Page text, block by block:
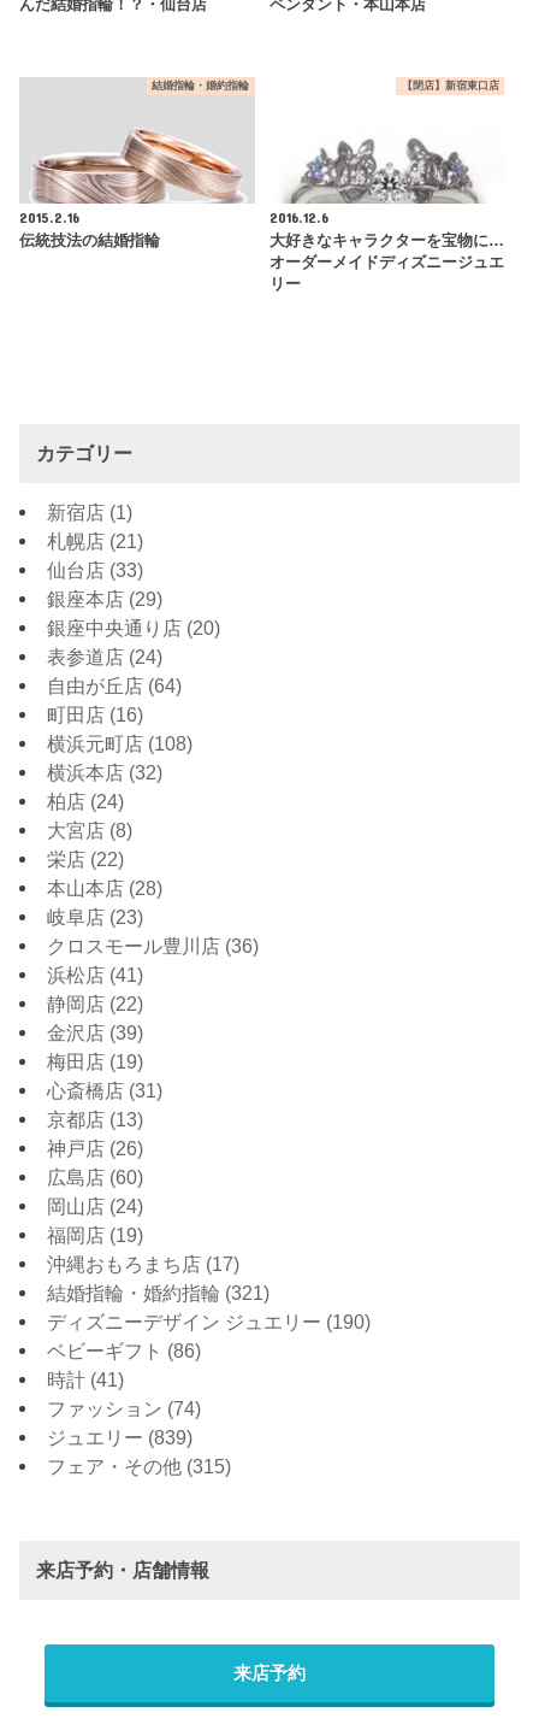
んだ結婚指輪！？・仙台店 ペンダント・本山本店
結婚指輪・婚約指輪
2015.2.16
伝統技法の結婚指輪
【閉店】新宿東口店
2016.12.6
大好きなキャラクターを宝物に…
オーダーメイドディズニージュエ
リー
カテゴリー
新宿店 (1)
札幌店 (21)
仙台店 (33)
銀座本店 (29)
銀座中央通り店 (20)
表参道店 (24)
自由が丘店 (64)
町田店 (16)
横浜元町店 (108)
横浜本店 (32)
柏店 (24)
大宮店 (8)
栄店 (22)
本山本店 (28)
岐阜店 (23)
クロスモール豊川店 (36)
浜松店 (41)
静岡店 (22)
金沢店 (39)
梅田店 (19)
心斎橋店 (31)
京都店 (13)
神戸店 (26)
広島店 (60)
岡山店 (24)
福岡店 (19)
沖縄おもろまち店 (17)
結婚指輪・婚約指輪 (321)
ディズニーデザイン ジュエリー (190)
ベビーギフト (86)
時計 (41)
ファッション (74)
ジュエリー (839)
フェア・その他 (315)
来店予約・店舗情報
来店予約